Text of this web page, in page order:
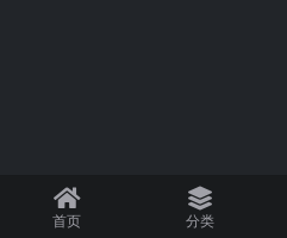
首页 分类